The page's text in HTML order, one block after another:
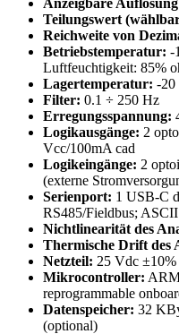
Anzeigbare
Teilungswert
Reichweite von
Betriebstemperatur: -
Luftfeuchtigkeit: 85%
Lagertemperatur: -20
Filter: 0.1 ÷ 250 Hz
Erregungsspannung:
Logikausgänge: 2
Vcc/100mA cad
Logikeingänge: 2
(externe
Serienport: 1 USB-C
RS485/Fieldbus;
Nichtlinearität des
Thermische Drift des
Netzteil: 25 Vdc ±10%
Mikrocontroller:
reprogrammable
Datenspeicher: 32
(optional)